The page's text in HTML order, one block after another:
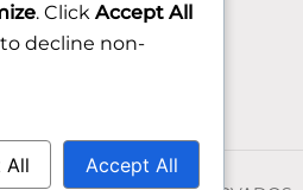
. Click Accept All
to decline non-
All Accept All